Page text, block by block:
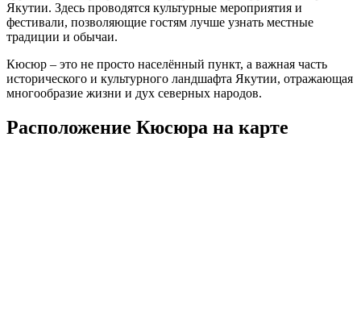
Якутии. Здесь проводятся культурные мероприятия и
фестивали, позволяющие гостям лучше узнать местные
традиции и обычаи.
Кюсюр – это не просто населённый пункт, а важная часть
исторического и культурного ландшафта Якутии, отражающая
многообразие жизни и дух северных народов.
Расположение Кюсюра на карте